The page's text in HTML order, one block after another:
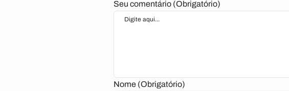
Seu comentário (Obrigatório)
Nome (Obrigatório)